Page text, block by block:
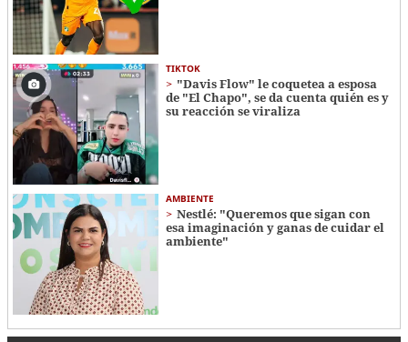
TIKTOK
"Davis Flow" le coquetea a esposa
de "El Chapo", se da cuenta quién es y
su reacción se viraliza
AMBIENTE
Nestlé: "Queremos que sigan con
esa imaginación y ganas de cuidar el
ambiente"